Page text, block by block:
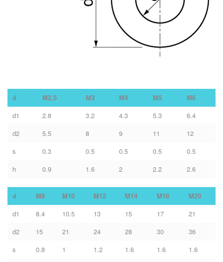
d M2,5 M3 M4 M5
M6
d1
2.8 3.2 4.3 5.3
6.4
d2
5.5 8 9 11
12
s
0.3 0.5 0.5 0.5
0.5
h
0.9 1.6 2 2.2 2.6
d M8 M10 M12 M14 M16
M20
d1
8.4 10.5 13 15 17
21
d2
15 21 24 28 30
36
s
0.8 1 1.2 1.6 1.6
1.6